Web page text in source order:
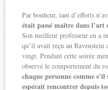
Par bonheur, tant d’efforts
était passé maître dans l’art
Son meilleur professeur en a
qu’il avait reçu au Ravenstein
vingt. Pendant cette soirée
observé le comportement du
chaque personne comme s’il
espérait rencontrer depuis